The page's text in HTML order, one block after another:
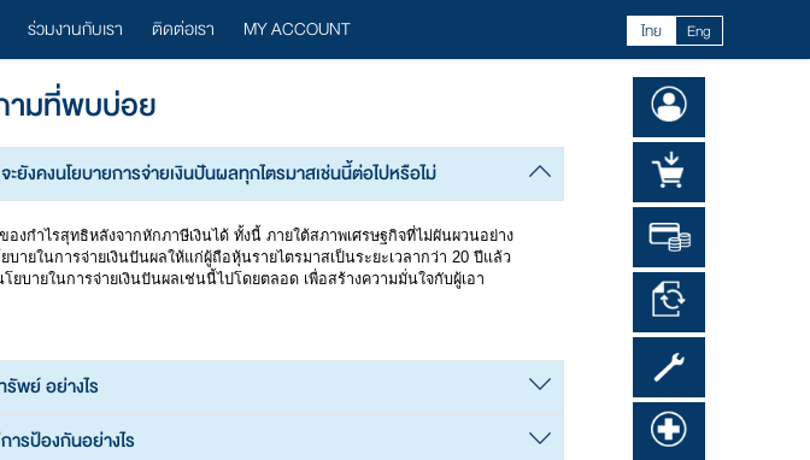
ร่วมงานกับเรา ติดต่อเรา MY ACCOUNT ไทย Eng
ามที่พบบ่อย
ยังคงนโยบายการจ่ายเงินปันผลทุกไตรมาสเช่นนี้ต่อไปหรือไม่
กำไรสุทธิหลังจากหักภาษีเงินได้ ทั้งนี้ ภายใต้สภาพเศรษฐกิจที่ไม่ผันผวนอย่าง
ายในการจ่ายเงินปันผลให้แก่ผู้ถือหุ้นรายไตรมาสเป็นระยะเวลากว่า 20 ปีแล้ว
บายในการจ่ายเงินปันผลเช่นนี้ไปโดยตลอด เพื่อสร้างความมั่นใจกับผู้เอา
พย์ อย่างไร
ารป้องกันอย่างไร